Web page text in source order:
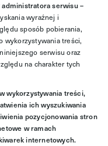
serwisu –
wyraźnej i
sposób pobierania,
wykorzystywania treści,
serwisu oraz
na charakter tych
wykorzystywania treści,
ich wyszukiwania
pozycjonowania stron
w ramach
internetowych.